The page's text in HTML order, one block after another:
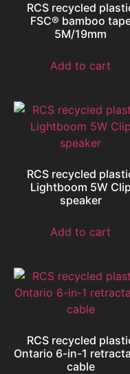
RCS recycled
FSC® bamboo
5M/19mm
Add to cart
RCS recycled
Lightboom 5W Clip
speaker
Add to cart
RCS recycled
Ontario 6-in-1
cable